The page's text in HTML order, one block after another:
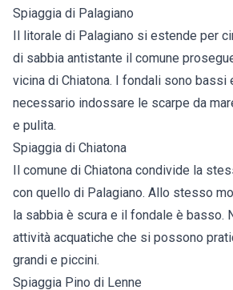
Spiaggia di Palagiano
Il litorale di Palagiano si estende per
di sabbia antistante il comune
vicina di Chiatona. I fondali sono bassi
necessario indossare le scarpe da
e pulita.
Spiaggia di Chiatona
Il comune di Chiatona condivide la
con quello di Palagiano. Allo stesso
la sabbia è scura e il fondale è basso.
attività acquatiche che si possono
grandi e piccini.
Spiaggia Pino di Lenne